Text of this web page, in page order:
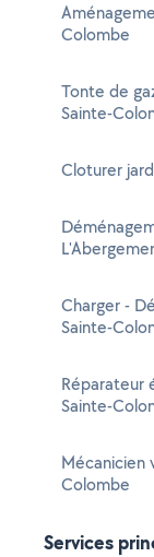
Colombe
Tonte de
Sainte-
Cloturer
Charger -
Sainte-
Réparateur
Sainte-
Mécanicien
Colombe
Services